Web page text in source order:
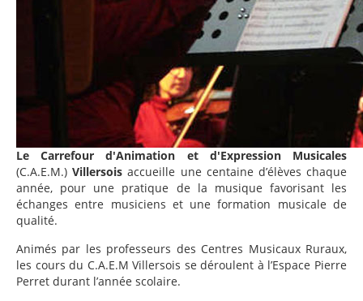
Le Carrefour d'Animation et d'Expression Musicales
(C.A.E.M.)Villersoisaccueille une centaine d’élèves chaque
année, pour une pratique de la musique favorisant les
échanges entre musiciens et une formation musicale de
qualité.
Animés par les professeurs des Centres Musicaux Ruraux,
les cours du C.A.E.M Villersois se déroulent à l’Espace Pierre
Perret durant l’année scolaire.